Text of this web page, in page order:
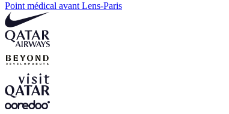
Point médical avant Lens-Paris